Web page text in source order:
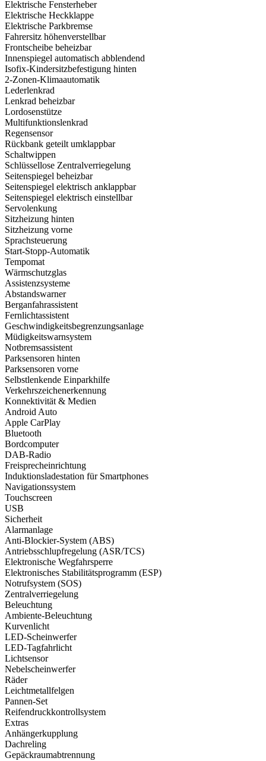
Elektrische Fensterheber
Elektrische Heckklappe
Elektrische Parkbremse
Fahrersitz höhenverstellbar
Frontscheibe beheizbar
Innenspiegel automatisch abblendend
Isofix-Kindersitzbefestigung hinten
2-Zonen-Klimaautomatik
Lederlenkrad
Lenkrad beheizbar
Lordosenstütze
Multifunktionslenkrad
Regensensor
Rückbank geteilt umklappbar
Schaltwippen
Schlüssellose Zentralverriegelung
Seitenspiegel beheizbar
Seitenspiegel elektrisch anklappbar
Seitenspiegel elektrisch einstellbar
Servolenkung
Sitzheizung hinten
Sitzheizung vorne
Sprachsteuerung
Start-Stopp-Automatik
Tempomat
Wärmschutzglas
Assistenzsysteme
Abstandswarner
Berganfahrassistent
Fernlichtassistent
Geschwindigkeits­begrenzungsanlage
Müdigkeitswarnsystem
Notbremsassistent
Parksensoren hinten
Parksensoren vorne
Selbstlenkende Einparkhilfe
Verkehrszeichenerkennung
Konnektivität & Medien
Android Auto
Apple CarPlay
Bluetooth
Bordcomputer
DAB-Radio
Freisprecheinrichtung
Induktionsladestation für Smartphones
Navigationssystem
Touchscreen
USB
Sicherheit
Alarmanlage
Anti-Blockier-System (ABS)
Antriebsschlupfregelung (ASR/TCS)
Elektronische Wegfahrsperre
Elektronisches Stabilitätsprogramm (ESP)
Notrufsystem (SOS)
Zentralverriegelung
Beleuchtung
Ambiente-Beleuchtung
Kurvenlicht
LED-Scheinwerfer
LED-Tagfahrlicht
Lichtsensor
Nebelscheinwerfer
Räder
Leichtmetallfelgen
Pannen-Set
Reifendruck­kontrollsystem
Extras
Anhängerkupplung
Dachreling
Gepäckraumabtrennung